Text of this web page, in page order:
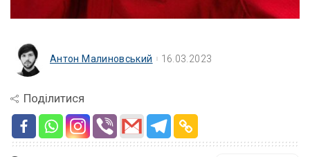
Антон Малиновський 16.03.2023
Поділитися